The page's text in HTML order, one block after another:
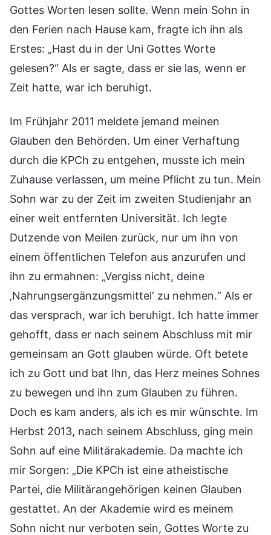
Gottes Worten lesen sollte. Wenn mein Sohn in
den Ferien nach Hause kam, fragte ich ihn als
Erstes: „Hast du in der Uni Gottes Worte
gelesen?“ Als er sagte, dass er sie las, wenn er
Zeit hatte, war ich beruhigt.
Im Frühjahr 2011 meldete jemand meinen
Glauben den Behörden. Um einer Verhaftung
durch die KPCh zu entgehen, musste ich mein
Zuhause verlassen, um meine Pflicht zu tun. Mein
Sohn war zu der Zeit im zweiten Studienjahr an
einer weit entfernten Universität. Ich legte
Dutzende von Meilen zurück, nur um ihn von
einem öffentlichen Telefon aus anzurufen und
ihn zu ermahnen: „Vergiss nicht, deine
‚Nahrungsergänzungsmittel‘ zu nehmen.“ Als er
das versprach, war ich beruhigt. Ich hatte immer
gehofft, dass er nach seinem Abschluss mit mir
gemeinsam an Gott glauben würde. Oft betete
ich zu Gott und bat Ihn, das Herz meines Sohnes
zu bewegen und ihn zum Glauben zu führen.
Doch es kam anders, als ich es mir wünschte. Im
Herbst 2013, nach seinem Abschluss, ging mein
Sohn auf eine Militärakademie. Da machte ich
mir Sorgen: „Die KPCh ist eine atheistische
Partei, die Militärangehörigen keinen Glauben
gestattet. An der Akademie wird es meinem
Sohn nicht nur verboten sein, Gottes Worte zu